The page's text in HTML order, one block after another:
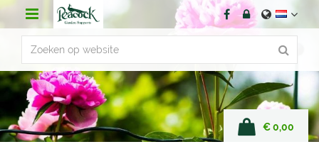
r
n
t
€ 0,00